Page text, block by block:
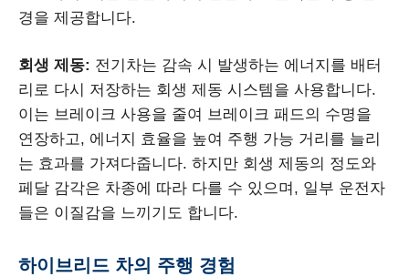
경을 제공합니다.
회생 제동: 전기차는 감속 시 발생하는 에너지를 배터
리로 다시 저장하는 회생 제동 시스템을 사용합니다.
이는 브레이크 사용을 줄여 브레이크 패드의 수명을
연장하고, 에너지 효율을 높여 주행 가능 거리를 늘리
는 효과를 가져다줍니다. 하지만 회생 제동의 정도와
페달 감각은 차종에 따라 다를 수 있으며, 일부 운전자
들은 이질감을 느끼기도 합니다.
하이브리드 차의 주행 경험